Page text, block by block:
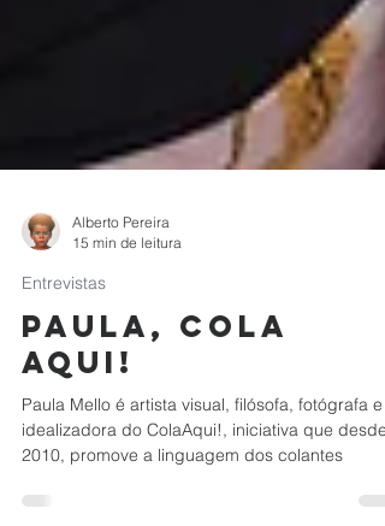
15 min de leitura
Entrevistas
Paula, cola
aqui!
Paula Mello é artista visual, filósofa, fotógrafa e
2010, promove a linguagem dos colantes